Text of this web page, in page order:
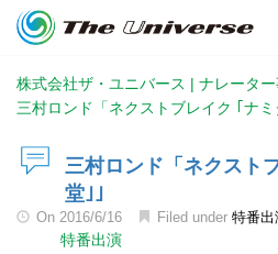
株式会社ザ・ユニバース | ナレータ
三村ロンド「ネクストブレイク ｢ナミ
三村ロンド「ネクスト
堂｣」
On 2016/6/16 Filed under 特番出
特番出演